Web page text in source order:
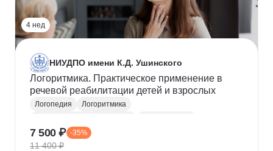
4 нед
НИУДПО имени К.Д. Ушинского
Логоритмика. Практическое применение в
речевой реабилитации детей и взрослых
Логопедия
Логоритмика
7 500 ₽ -35%
11 400 ₽